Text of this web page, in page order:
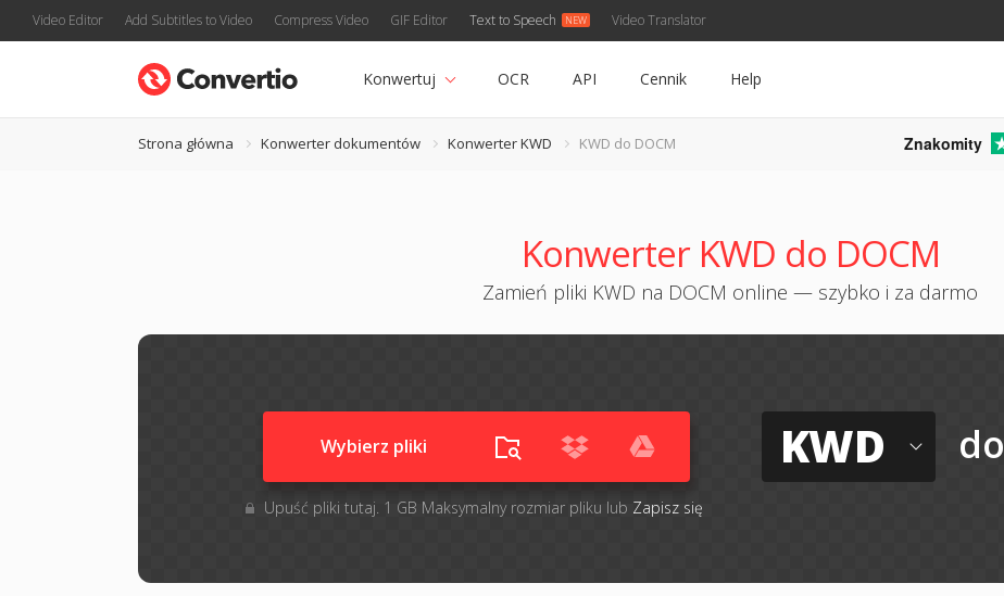
Video Editor Add Subtitles to Video Compress Video GIF Editor Text to Speech Video Translator
Konwertuj OCR API Cennik Help
Strona główna Konwerter dokumentów Konwerter KWD KWD do DOCM Znakomity
Konwerter KWD do DOCM
Zamień pliki KWD na DOCM online — szybko i za darmo
Wybierz pliki
Upuść pliki tutaj. 1 GB Maksymalny rozmiar pliku lub Zapisz się
KWD do